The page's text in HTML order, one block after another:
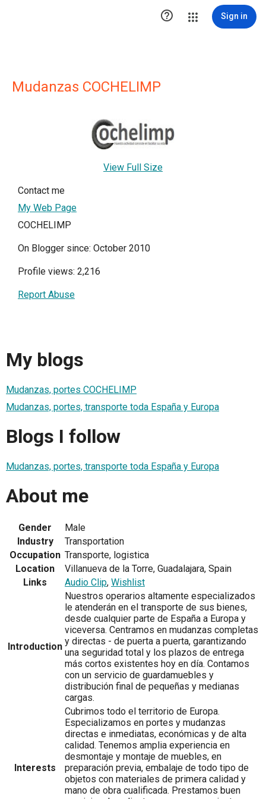
 Sign in
Mudanzas COCHELIMP
View Full Size
Contact me
My Web Page
COCHELIMP
On Blogger since: October 2010
Profile views: 2,216
Report Abuse
My blogs
Mudanzas, portes COCHELIMP
Mudanzas, portes, transporte toda España y Europa
Blogs I follow
Mudanzas, portes, transporte toda España y Europa
About me
Gender
Male
Industry
Transportation
Occupation Transporte, logistica
Location
Villanueva de la Torre, Guadalajara, Spain
Links
Audio Clip, Wishlist
Introduction
Nuestros operarios altamente especializados
le atenderán en el transporte de sus bienes,
desde cualquier parte de España a Europa y
viceversa. Centramos en mudanzas completas
y directas - de puerta a puerta, garantizando
una seguridad total y los plazos de entrega
más cortos existentes hoy en día. Contamos
con un servicio de guardamuebles y
distribución final de pequeñas y medianas
cargas.
Interests
Cubrimos todo el territorio de Europa.
Especializamos en portes y mudanzas
directas e inmediatas, económicas y de alta
calidad. Tenemos amplia experiencia en
desmontaje y montaje de muebles, en
preparación previa, embalaje de todo tipo de
objetos con materiales de primera calidad y
mano de obra cualificada. Prestamos buen